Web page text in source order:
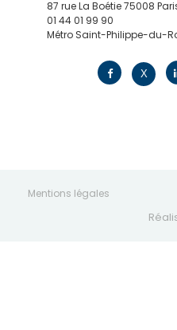
87 rue La Boétie 75008
01 44 01 99 90
Métro Saint-Philippe-du-
X
Mentions légales